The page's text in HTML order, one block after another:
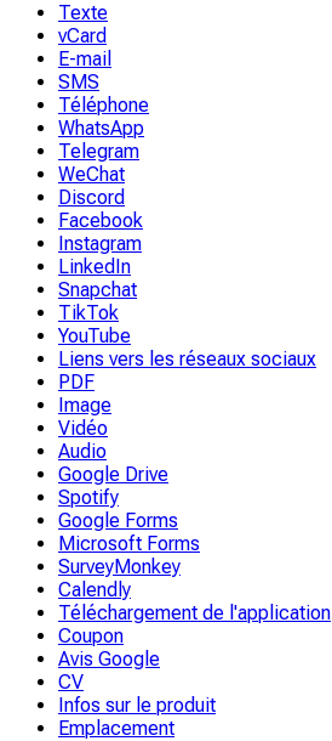
Texte
vCard
E-mail
SMS
Téléphone
WhatsApp
Telegram
WeChat
Discord
Facebook
Instagram
LinkedIn
Snapchat
TikTok
YouTube
Liens vers les réseaux sociaux
PDF
Image
Vidéo
Audio
Google Drive
Spotify
Google Forms
Microsoft Forms
SurveyMonkey
Calendly
Téléchargement de l'application
Coupon
Avis Google
CV
Infos sur le produit
Emplacement